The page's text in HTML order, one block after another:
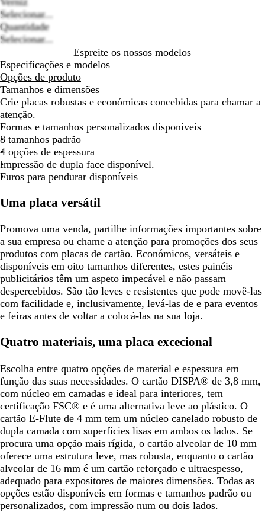
Selecionar...
Quantidade
Selecionar...
Espreite os nossos modelos
Especificações e modelos
Opções de produto
Tamanhos e dimensões
Crie placas robustas e económicas concebidas para chamar a
atenção.
Formas e tamanhos personalizados disponíveis
8 tamanhos padrão
4 opções de espessura
Impressão de dupla face disponível.
Furos para pendurar disponíveis
Uma placa versátil
Promova uma venda, partilhe informações importantes sobre
a sua empresa ou chame a atenção para promoções dos seus
produtos com placas de cartão. Económicos, versáteis e
disponíveis em oito tamanhos diferentes, estes painéis
publicitários têm um aspeto impecável e não passam
despercebidos. São tão leves e resistentes que pode movê-las
com facilidade e, inclusivamente, levá-las de e para eventos
e feiras antes de voltar a colocá-las na sua loja.
Quatro materiais, uma placa excecional
Escolha entre quatro opções de material e espessura em
função das suas necessidades. O cartão DISPA® de 3,8 mm,
com núcleo em camadas e ideal para interiores, tem
certificação FSC® e é uma alternativa leve ao plástico. O
cartão E-Flute de 4 mm tem um núcleo canelado robusto de
dupla camada com superfícies lisas em ambos os lados. Se
procura uma opção mais rígida, o cartão alveolar de 10 mm
oferece uma estrutura leve, mas robusta, enquanto o cartão
alveolar de 16 mm é um cartão reforçado e ultraespesso,
adequado para expositores de maiores dimensões. Todas as
opções estão disponíveis em formas e tamanhos padrão ou
personalizados, com impressão num ou dois lados.